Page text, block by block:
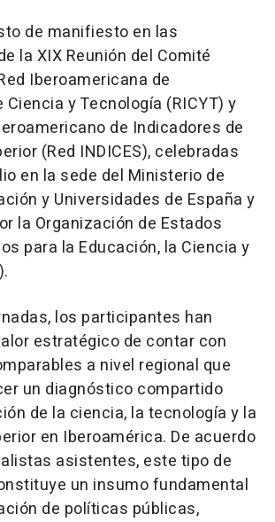
de manifiesto en las
la XIX Reunión del Comité
Iberoamericana de
y Tecnología (RICYT) y
de Indicadores de
(Red INDICES), celebradas
en la sede del Ministerio de
y Universidades de España y
la Organización de Estados
para la Educación, la Ciencia y
los participantes han
estratégico de contar con
a nivel regional que
un diagnóstico compartido
de la ciencia, la tecnología y la
en Iberoamérica. De acuerdo
asistentes, este tipo de
un insumo fundamental
de políticas públicas,